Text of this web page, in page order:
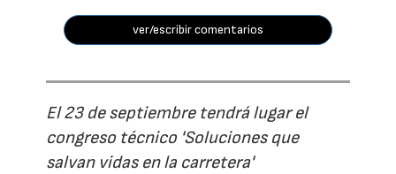
ver/escribir comentarios
El 23 de septiembre tendrá lugar el
congreso técnico 'Soluciones que
salvan vidas en la carretera'